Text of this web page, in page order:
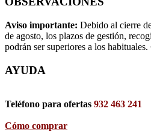
Aviso importante: Debido al cierre
de agosto, los plazos de gestión,
podrán ser superiores a los
AYUDA
Teléfono para ofertas 932 463 241
Cómo comprar